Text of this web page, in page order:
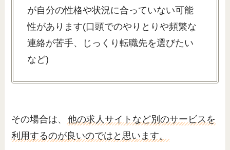
が自分の性格や状況に合っていない可能
性があります(口頭でのやりとりや頻繁な
連絡が苦手、じっくり転職先を選びたい
など)
その場合は、 他の求人サイトなど別のサービスを
利用するのが良いのではと思います。